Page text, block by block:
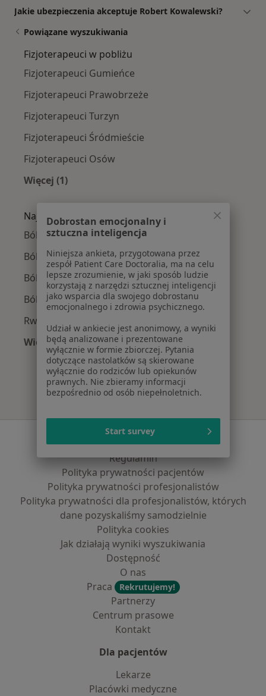
Jakie ubezpieczenia akceptuje Robert Kowalewski?
Powiązane wyszukiwania
Fizjoterapeuci w pobliżu
Fizjoterapeuci Gumieńce
Fizjoterapeuci Prawobrzeże
Fizjoterapeuci Turzyn
Fizjoterapeuci Śródmieście
Fizjoterapeuci Osów
Więcej (1)
Najczęście leczone choroby
Bóle kręgosłupa w Szczecinie
Ból barku w Szczecinie
Ból kolana w Szczecinie
Ból biodra w Szczecinie
Rwa kulszowa w Szczecinie
Więcej (15)
Więcej w kategorii: Najczęście leczone
Serwis
Regulamin
Polityka prywatności pacjentów
Polityka prywatności profesjonalistów
Polityka prywatności dla profesjonalistów, których
dane pozyskaliśmy samodzielnie
Polityka cookies
Jak działają wyniki wyszukiwania
Dostępność
O nas
Praca
Rekrutujemy!
Partnerzy
Centrum prasowe
Kontakt
Dla pacjentów
Lekarze
Placówki medyczne
Dobrostan emocjonalny i
sztuczna inteligencja
Niniejsza ankieta, przygotowana przez
zespół Patient Care Doctoralia, ma na celu
lepsze zrozumienie, w jaki sposób ludzie
korzystają z narzędzi sztucznej inteligencji
jako wsparcia dla swojego dobrostanu
emocjonalnego i zdrowia psychicznego.
Udział w ankiecie jest anonimowy, a wyniki
będą analizowane i prezentowane
wyłącznie w formie zbiorczej. Pytania
dotyczące nastolatków są skierowane
wyłącznie do rodziców lub opiekunów
prawnych. Nie zbieramy informacji
bezpośrednio od osób niepełnoletnich.
Start survey